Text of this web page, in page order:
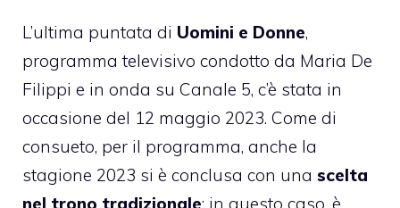
L’ultima puntata di Uomini e Donne,
programma televisivo condotto da Maria De
Filippi e in onda su Canale 5, c’è stata in
occasione del 12 maggio 2023. Come di
consueto, per il programma, anche la
stagione 2023 si è conclusa con una scelta
nel trono tradizionale: in questo caso, è